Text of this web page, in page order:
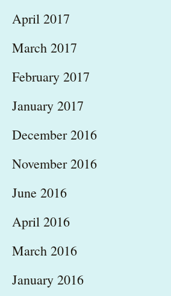
April 2017
March 2017
February 2017
January 2017
December 2016
November 2016
June 2016
April 2016
March 2016
January 2016